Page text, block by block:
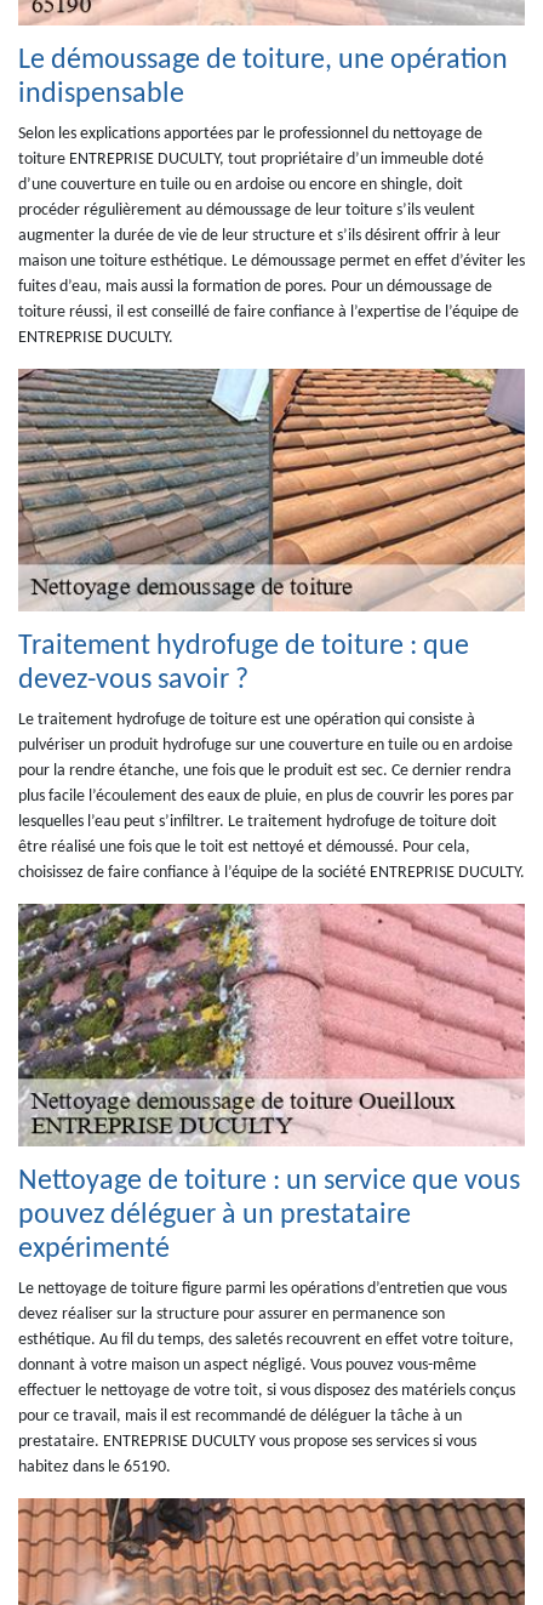
Le démoussage de toiture, une opération
indispensable
Selon les explications apportées par le professionnel du nettoyage de
toiture ENTREPRISE DUCULTY, tout propriétaire d’un immeuble doté
d’une couverture en tuile ou en ardoise ou encore en shingle, doit
procéder régulièrement au démoussage de leur toiture s’ils veulent
augmenter la durée de vie de leur structure et s’ils désirent offrir à leur
maison une toiture esthétique. Le démoussage permet en effet d’éviter les
fuites d’eau, mais aussi la formation de pores. Pour un démoussage de
toiture réussi, il est conseillé de faire confiance à l’expertise de l’équipe de
ENTREPRISE DUCULTY.
Traitement hydrofuge de toiture : que
devez-vous savoir ?
Le traitement hydrofuge de toiture est une opération qui consiste à
pulvériser un produit hydrofuge sur une couverture en tuile ou en ardoise
pour la rendre étanche, une fois que le produit est sec. Ce dernier rendra
plus facile l’écoulement des eaux de pluie, en plus de couvrir les pores par
lesquelles l’eau peut s’infiltrer. Le traitement hydrofuge de toiture doit
être réalisé une fois que le toit est nettoyé et démoussé. Pour cela,
choisissez de faire confiance à l’équipe de la société ENTREPRISE DUCULTY.
Nettoyage de toiture : un service que vous
pouvez déléguer à un prestataire
expérimenté
Le nettoyage de toiture figure parmi les opérations d’entretien que vous
devez réaliser sur la structure pour assurer en permanence son
esthétique. Au fil du temps, des saletés recouvrent en effet votre toiture,
donnant à votre maison un aspect négligé. Vous pouvez vous-même
effectuer le nettoyage de votre toit, si vous disposez des matériels conçus
pour ce travail, mais il est recommandé de déléguer la tâche à un
prestataire. ENTREPRISE DUCULTY vous propose ses services si vous
habitez dans le 65190.